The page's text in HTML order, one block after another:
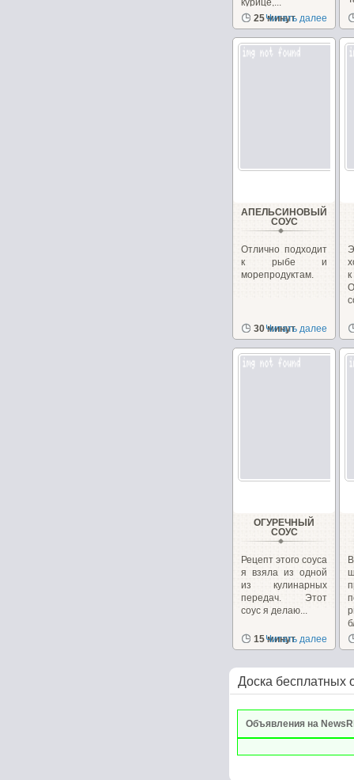
курице,...
25 минут
Читать далее
АПЕЛЬСИНОВЫЙ
СОУС
Отлично подходит
к рыбе и
морепродуктам.
30 минут
Читать далее
ОГУРЕЧНЫЙ
СОУС
Рецепт этого соуса
я взяла из одной
из кулинарных
передач. Этот
соус я делаю...
15 минут
Читать далее
Доска бесплатных
Объявления на